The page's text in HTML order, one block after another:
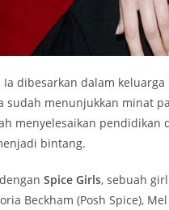
dibesarkan dalam keluarga
sudah menunjukkan minat
menyelesaikan pendidikan
bintang.
Spice Girls, sebuah
Beckham (Posh Spice), Mel